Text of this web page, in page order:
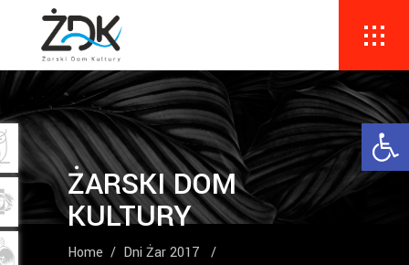
ŻARSKI DOM
KULTURY
Home / Dni Żar 2017
/